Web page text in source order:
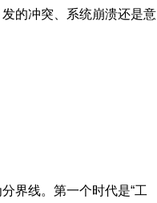
的冲突、系统崩溃还是意
界线。第一个时代是“工